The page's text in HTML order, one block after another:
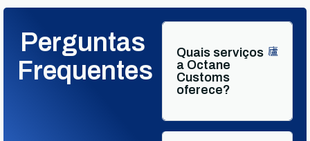
Perguntas
Frequentes
Quais serviços
a Octane
Customs
oferece?